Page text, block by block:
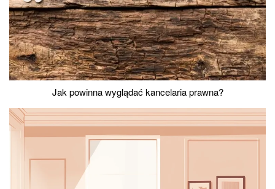
Jak powinna wyglądać kancelaria prawna?